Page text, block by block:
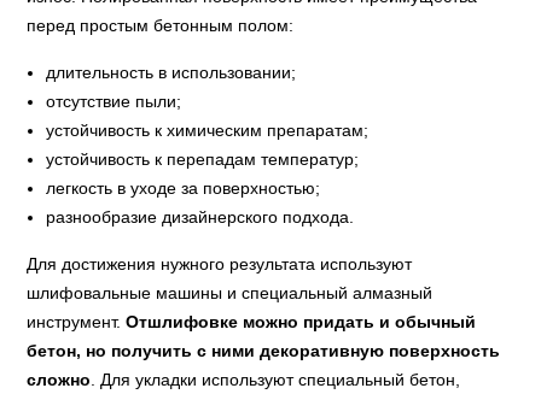
перед простым бетонным полом:
длительность в использовании;
отсутствие пыли;
устойчивость к химическим препаратам;
устойчивость к перепадам температур;
легкость в уходе за поверхностью;
разнообразие дизайнерского подхода.
Для достижения нужного результата используют
шлифовальные машины и специальный алмазный
инструмент.Отшлифовке можно придать и обычный
бетон, но получить с ними декоративную поверхность
сложно . Для укладки используют специальный бетон,